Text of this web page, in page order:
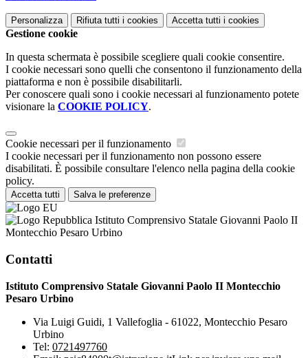
Personalizza Rifiuta tutti i cookies Accetta tutti i cookies
Gestione cookie
In questa schermata è possibile scegliere quali cookie consentire.
I cookie necessari sono quelli che consentono il funzionamento della
piattaforma e non è possibile disabilitarli.
Per conoscere quali sono i cookie necessari al funzionamento potete
visionare la COOKIE POLICY.
Cookie necessari per il funzionamento
I cookie necessari per il funzionamento non possono essere
disabilitati. È possibile consultare l'elenco nella pagina della cookie
policy.
Accetta tutti Salva le preferenze
Istituto Comprensivo Statale Giovanni Paolo II
Montecchio Pesaro Urbino
Contatti
Istituto Comprensivo Statale Giovanni Paolo II Montecchio
Pesaro Urbino
Via Luigi Guidi, 1 Vallefoglia - 61022, Montecchio Pesaro
Urbino
Tel: 0721497760